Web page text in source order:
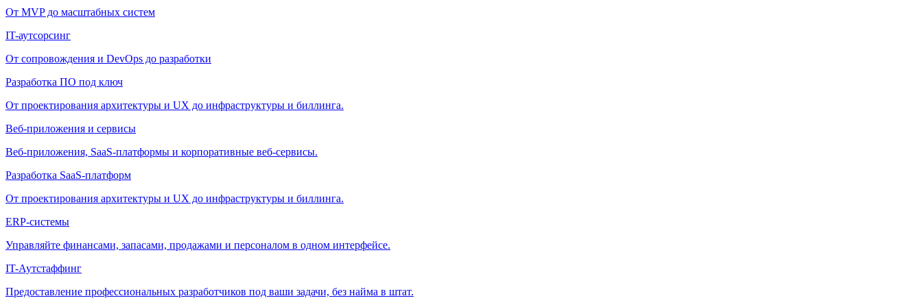
От MVP до масштабных систем
IT-аутсорсинг
От сопровождения и DevOps до разработки
Разработка ПО под ключ
От проектирования архитектуры и UX до инфраструктуры и биллинга.
Веб-приложения и сервисы
Веб-приложения, SaaS-платформы и корпоративные веб-сервисы.
Разработка SaaS-платформ
От проектирования архитектуры и UX до инфраструктуры и биллинга.
ERP-системы
Управляйте финансами, запасами, продажами и персоналом в одном интерфейсе.
IT-Аутстаффинг
Предоставление профессиональных разработчиков под ваши задачи, без найма в штат.